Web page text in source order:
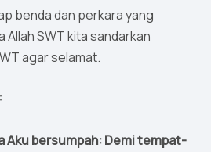
benda dan perkara yang
Allah SWT kita sandarkan
agar selamat.
Aku bersumpah: Demi tempat-